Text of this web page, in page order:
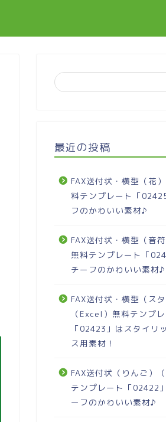
最近の投稿
FAX送付状・横型（花
料テンプレート「
フのかわいい素材♪
FAX送付状・横型（音
無料テンプレート「
チーフのかわいい素材♪
FAX送付状・横型（ス
（Excel）無料テンプ
「02423」はスタイリ
ス用素材！
FAX送付状（りんご）
テンプレート「02422
ーフのかわいい素材♪